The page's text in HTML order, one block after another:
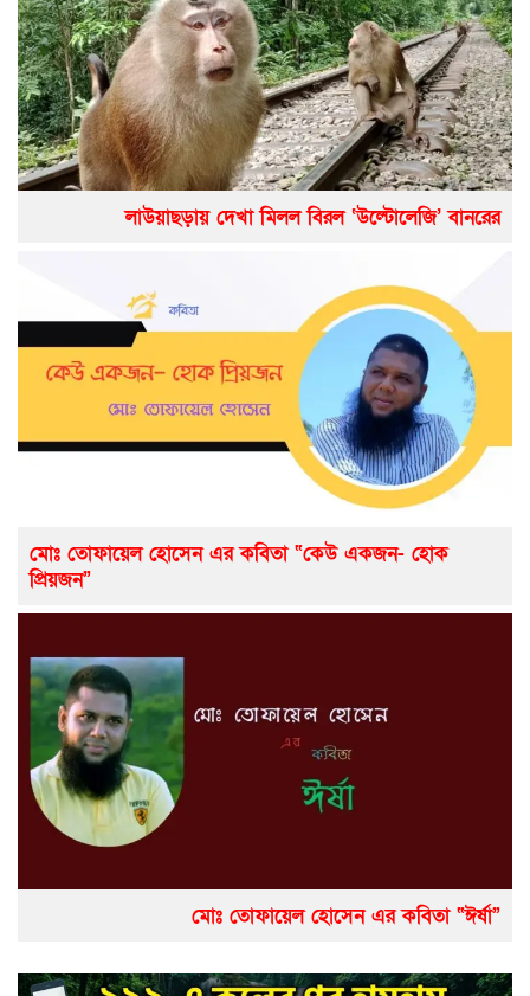
লাউয়াছড়ায় দেখা মিলল বিরল ‘উল্টোলেজি’ বানরের
মোঃ তোফায়েল হোসেন এর কবিতা “কেউ একজন- হোক
প্রিয়জন”
মোঃ তোফায়েল হোসেন এর কবিতা “ঈর্ষা”